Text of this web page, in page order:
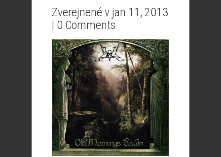
Zverejnené v jan 11, 2013
| 0 Comments